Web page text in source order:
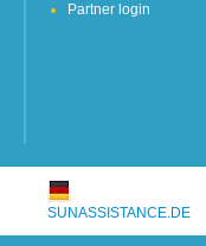
Partner login
SUNASSISTANCE.DE